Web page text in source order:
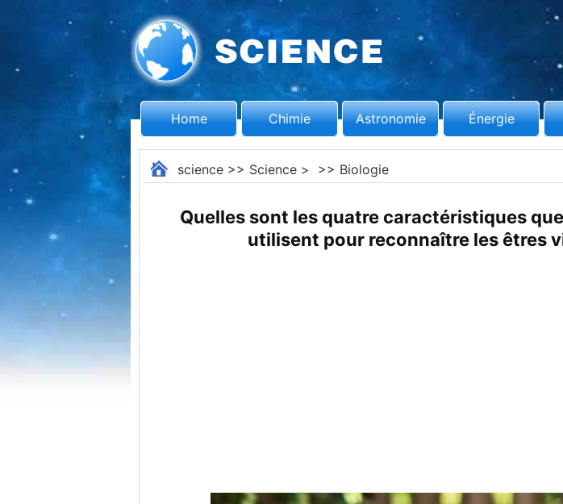
Home Chimie Astronomie Énergie
science>> Science> >> Biologie
Quelles sont les quatre caractéristiques
utilisent pour reconnaître les êtres